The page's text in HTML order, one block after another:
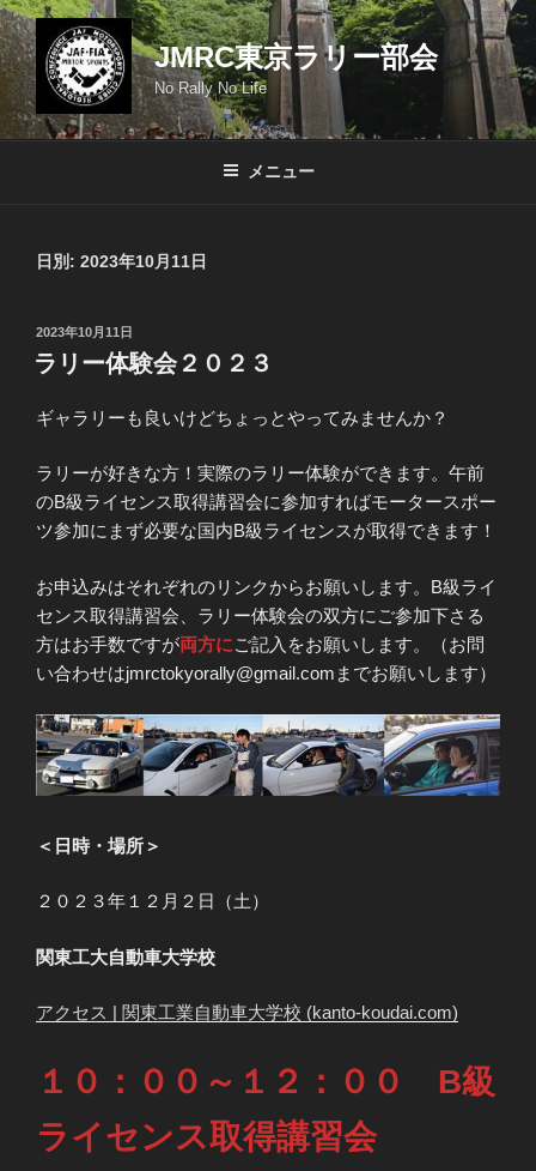
コ
ン
テ
ン
ツ
JMRC東京ラリー部会
No Rally No Life
メニュー
日別: 2023年10月11日
投
稿
日:
2023年10月11日
ラリー体験会２０２３
ギャラリーも良いけどちょっとやってみませんか？
ラリーが好きな方！実際のラリー体験ができます。午前
のB級ライセンス取得講習会に参加すればモータースポー
ツ参加にまず必要な国内B級ライセンスが取得できます！
お申込みはそれぞれのリンクからお願いします。B級ライ
センス取得講習会、ラリー体験会の双方にご参加下さる
方はお手数ですが両方にご記入をお願いします。（お問
い合わせはjmrctokyorally@gmail.comまでお願いします）
＜日時・場所＞
２０２３年１２月２日（土）
関東工大自動車大学校
アクセス | 関東工業自動車大学校 (kanto-koudai.com)
１０：００～１２：００ B級
ライセンス取得講習会